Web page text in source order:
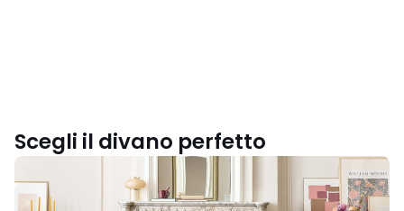
Scegli il divano perfetto
il
modello